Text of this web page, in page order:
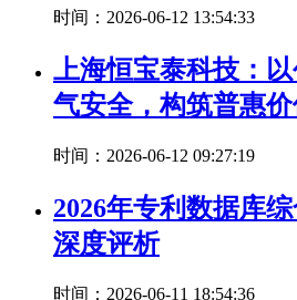
时间：2026-06-12 13:54:33
上海恒宝泰科技：
气安全，构筑普惠
时间：2026-06-12 09:27:19
2026年专利数据库
深度评析
时间：2026-06-11 18:54:36